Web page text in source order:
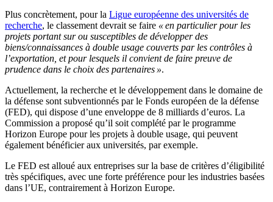
Plus concrètement, pour la Ligue européenne des universités de
recherche, le classement devrait se faire « en particulier pour les
projets portant sur ou susceptibles de développer des
biens/connaissances à double usage couverts par les contrôles à
l’exportation, et pour lesquels il convient de faire preuve de
prudence dans le choix des partenaires ».
Actuellement, la recherche et le développement dans le domaine de
la défense sont subventionnés par le Fonds européen de la défense
(FED), qui dispose d’une enveloppe de 8 milliards d’euros. La
Commission a proposé qu’il soit complété par le programme
Horizon Europe pour les projets à double usage, qui peuvent
également bénéficier aux universités, par exemple.
Le FED est alloué aux entreprises sur la base de critères d’éligibilité
très spécifiques, avec une forte préférence pour les industries basées
dans l’UE, contrairement à Horizon Europe.